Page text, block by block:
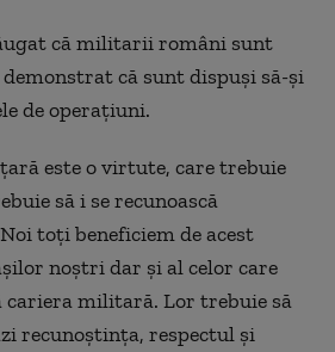
că militarii români sunt
că sunt dispuși să-și
de operaţiuni.
este o virtute, care trebuie
să i se recunoască
toţi beneficiem de acest
noştri dar şi al celor care
cariera militară. Lor trebuie să
recunoştinţa, respectul şi